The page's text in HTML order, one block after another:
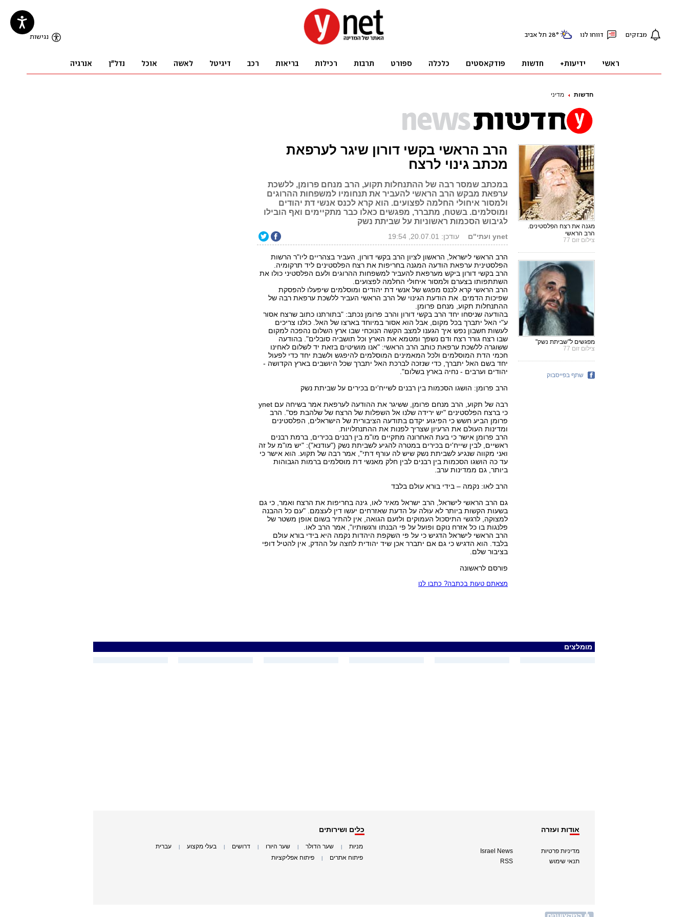
חדשות מדיני
הרב הראשי בקשי דורון שיגר לערפאת
מכתב גינוי לרצח
במכתב שמסר רבה של ההתנחלות תקוע, הרב מנחם פרומן, ללשכת
ערפאת מבקש הרב הראשי להעביר את תנחומיו למשפחות ההרוגים
ולמסור איחולי החלמה לפצועים. הוא קרא לכנס אנשי דת יהודים
ומוסלמים. בשטח, מתברר, מפגשים כאלו כבר מתקיימים ואף הובילו
לגיבוש הסכמות ראשוניות על שביתת נשק
ynet ועתי"ם עודכן: 20.07.01, 19:54
הרב הראשי לישראל, הראשון לציון הרב בקשי דורון, העביר בצהריים ליו"ר הרשות
הפלסטינית ערפאת הודעה המגנה בחריפות את רצח הפלסטינים ליד תרקומיה.
הרב בקשי דורון ביקש מערפאת להעביר למשפחות ההרוגים ולעם הפלסטיני כולו את
השתתפותו בצערם ולמסור איחולי החלמה לפצועים.
הרב הראשי קרא לכנס מפגש של אנשי דת יהודים ומוסלמים שיפעלו להפסקת
שפיכות הדמים. את הודעת הגינוי של הרב הראשי העביר ללשכת ערפאת רבה של
ההתנחלות תקוע, מנחם פרומן.
בהודעה שניסחו יחד הרב בקשי דורון והרב פרומן נכתב: "בתורתנו כתוב שרצח אסור
ע"י האל יתברך בכל מקום, אבל הוא אסור במיוחד בארצו של האל. כולנו צריכים
לעשות חשבון נפש איך הגענו למצב הקשה הנוכחי שבו ארץ השלום נהפכה למקום
שבו רצח גורר רצח ודם נשפך ומטמא את הארץ וכל תושביה סובלים". בהודעה
ששוגרה ללשכת ערפאת כותב הרב הראשי: "אנו מושיטים בזאת יד לשלום לאחינו
חכמי הדת המוסלמים ולכל המאמינים המוסלמים להיפגש ולשבת יחד כדי לפעול
יחד בשם האל יתברך, כדי שנזכה לברכת האל יתברך שכל היושבים בארץ הקדושה -
יהודים וערבים - נחיה בארץ בשלום".
הרב פרומן: הושגו הסכמות בין רבנים לשייח'ים בכירים על שביתת נשק
רבה של תקוע, הרב מנחם פרומן, ששיגר את ההודעה לערפאת אמר בשיחה עם ynet
כי ברצח הפלסטינים "יש ירידה שלנו אל השפלות של הרצח של שלהבת פס". הרב
פרומן הביע חשש כי הפיגוע יקדם בתודעה הציבורית של הישראלים, הפלסטינים
ומדינות העולם את הרעיון שצריך לפנות את ההתנחלויות.
הרב פרומן אישר כי בעת האחרונה מתקיים מו"מ בין רבנים בכירים, ברמת רבנים
ראשיים, לבין שייח'ים בכירים במטרה להגיע לשביתת נשק ("עודנא"): "יש מו"מ על זה
ואני מקווה שנגיע לשביתת נשק שיש לה עורף דתי", אמר רבה של תקוע. הוא אישר כי
עד כה הושגו הסכמות בין רבנים לבין חלק מאנשי דת מוסלמים ברמות הגבוהות
ביותר, גם ממדינות ערב.
הרב לאו: נקמה – בידי בורא עולם בלבד
גם הרב הראשי לישראל, הרב ישראל מאיר לאו, גינה בחריפות את הרצח ואמר, כי גם
בשעות הקשות ביותר לא עולה על הדעת שאזרחים יעשו דין לעצמם. "עם כל ההבנה
למצוקה, לרגשי התיסכול העמוקים ולזעם הגואה, אין להתיר בשום אופן משטר של
פלנגות בו כל אזרח נוקם ופועל על פי הבנתו ורגשותיו", אמר הרב לאו.
הרב הראשי לישראל הדגיש כי על פי השקפת היהדות נקמה היא בידי בורא עולם
בלבד. הוא הדגיש כי גם אם יתברר אכן שיד יהודית לחצה על ההדק, אין להטיל דופי
בציבור שלם.
פורסם לראשונה
מצאתם טעות בכתבה? כתבו לנו
מגנה את רצח הפלסטינים.
הרב הראשי
צילום זום 77
מפגשים ל"שביתת נשק"
צילום זום 77
שתף בפייסבוק
מומלצים
אודות ועזרה
מדיניות פרטיות
תנאי שימוש
Israel News
RSS
כלים ושירותים
מניות שער הדולר שער היורו דרושים בעלי מקצוע עברית
פיתוח אתרים פיתוח אפליקציות